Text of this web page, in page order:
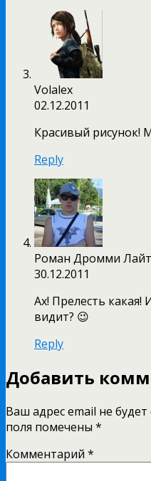
Volalex
02.12.2011
Красивый рисунок!
Reply
Роман Дромми
30.12.2011
Ах! Прелесть какая!
видит? 😉
Reply
Добавить
Ваш адрес email не
поля помечены *
Комментарий *